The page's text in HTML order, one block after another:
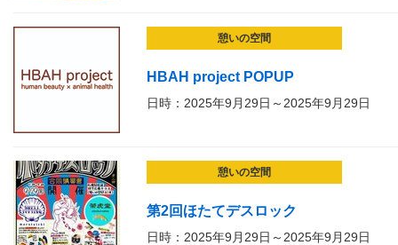
憩いの空間
HBAH project POPUP
日時：2025年9月29日～2025年9月29日
憩いの空間
第2回ほたてデスロック
日時：2025年9月29日～2025年9月29日